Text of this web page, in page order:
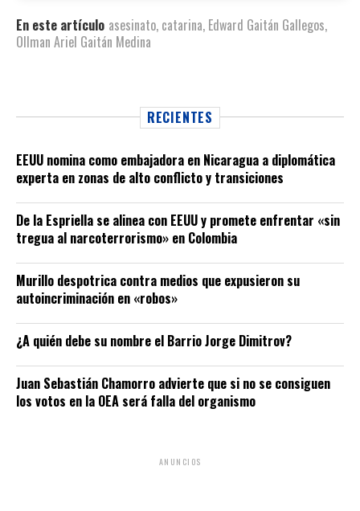
En este artículo asesinato, catarina, Edward Gaitán Gallegos,
Ollman Ariel Gaitán Medina
RECIENTES
EEUU nomina como embajadora en Nicaragua a diplomática
experta en zonas de alto conflicto y transiciones
De la Espriella se alinea con EEUU y promete enfrentar «sin
tregua al narcoterrorismo» en Colombia
Murillo despotrica contra medios que expusieron su
autoincriminación en «robos»
¿A quién debe su nombre el Barrio Jorge Dimitrov?
Juan Sebastián Chamorro advierte que si no se consiguen
los votos en la OEA será falla del organismo
ANUNCIOS